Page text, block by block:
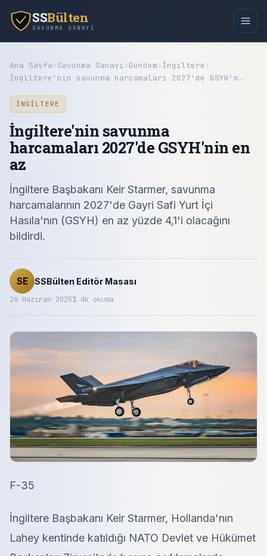
SSBülten
SAVUNMA SANAYI
Ana Sayfa› Savunma Sanayi› Gündem› İngiltere ›
İngiltere'nin savunma harcamaları 2027'de GSYH'n…
İNGILTERE
İngiltere'nin savunma
harcamaları 2027'de GSYH'nin en
az
İngiltere Başbakanı Keir Starmer, savunma
harcamalarının 2027'de Gayri Safi Yurt İçi
Hasıla'nın (GSYH) en az yüzde 4,1'i olacağını
bildirdi.
SE SSBülten Editör Masası
26 Haziran 20251 dk okuma
F-35
İngiltere Başbakanı Keir Starmer, Hollanda'nın
Lahey kentinde katıldığı NATO Devlet ve Hükümet